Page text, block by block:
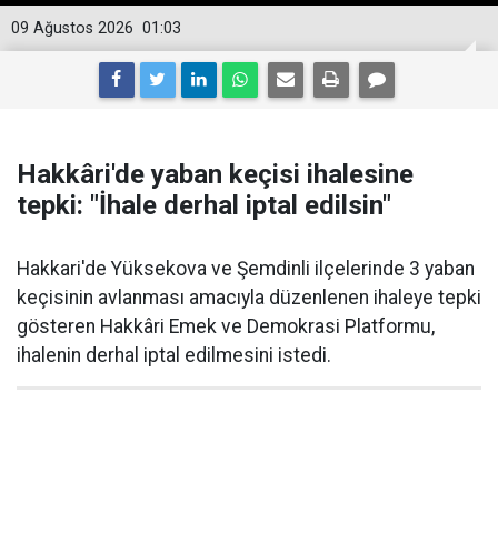
01:03
09 Ağustos 2026
Hakkâri'de yaban keçisi ihalesine
tepki: "İhale derhal iptal edilsin"
Hakkari'de Yüksekova ve Şemdinli ilçelerinde 3 yaban
keçisinin avlanması amacıyla düzenlenen ihaleye tepki
gösteren Hakkâri Emek ve Demokrasi Platformu,
ihalenin derhal iptal edilmesini istedi.